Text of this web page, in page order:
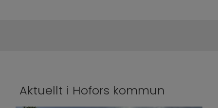
Aktuellt i Hofors kommun